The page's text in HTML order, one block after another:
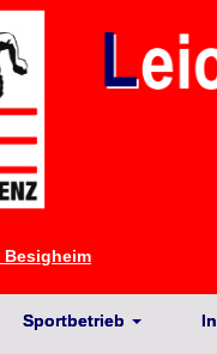
Besigheim
Sportbetrieb